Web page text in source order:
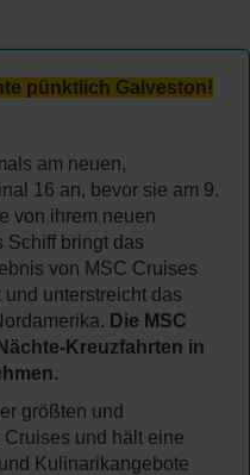
pünktlich Galveston!
am neuen,
16 an, bevor sie am 9.
von ihrem neuen
Schiff bringt das
von MSC Cruises
unterstreicht das
Die MSC
Kreuzfahrten in
größten und
und hält eine
Kulinarikangebote